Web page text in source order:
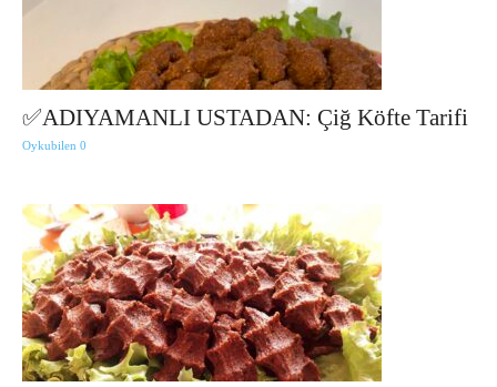
✅ADIYAMANLI USTADAN: Çiğ Köfte Tarifi
Oykubilen 0